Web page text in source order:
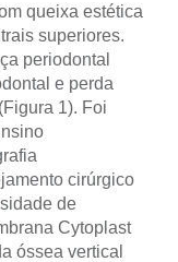
queixa estética
superiores.
periodontal
e perda
1). Foi
cirúrgico
de
Cytoplast
óssea vertical